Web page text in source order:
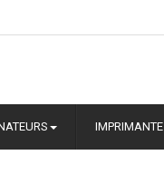
IMPRIMANTE